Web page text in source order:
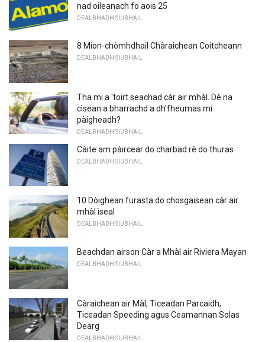
nad oileanach fo aois 25
DEALBHADH SIUBHAIL
8 Mion-chòmhdhail Chàraichean Coitcheann
DEALBHADH SIUBHAIL
Tha mi a 'toirt seachad càr air mhàl. Dè na
cìsean a bharrachd a dh'fheumas mi
pàigheadh?
DEALBHADH SIUBHAIL
Càite am pàircear do charbad rè do thuras
DEALBHADH SIUBHAIL
10 Dòighean furasta do chosgaisean càr air
mhàl ìseal
DEALBHADH SIUBHAIL
Beachdan airson Càr a Mhàl air Riviera Mayan
DEALBHADH SIUBHAIL
Càraichean air Màl, Ticeadan Parcaidh,
Ticeadan Speeding agus Ceamannan Solas
Dearg
DEALBHADH SIUBHAIL